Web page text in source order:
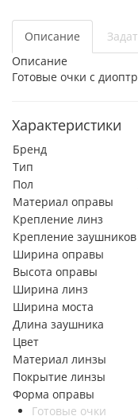
Описание
Описание
Готовые очки с
Характеристики
Бренд
Тип
Пол
Материал оправы
Крепление линз
Крепление заушников
Ширина оправы
Высота оправы
Ширина линз
Ширина моста
Длина заушника
Цвет
Материал линзы
Покрытие линзы
Форма оправы
Готовые очки